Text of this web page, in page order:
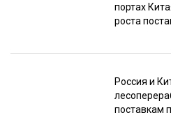
портах
роста
Россия и
поставкам